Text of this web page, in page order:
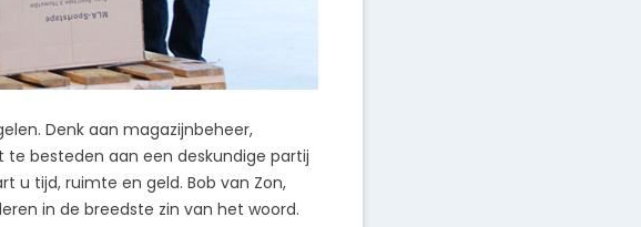
Denk aan magazijnbeheer,
besteden aan een deskundige partij
u tijd, ruimte en geld. Bob van Zon,
in de breedste zin van het woord.